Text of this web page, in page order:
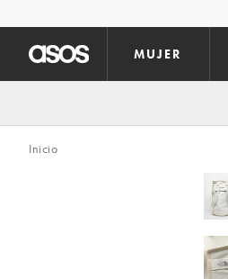
MUJER
Inicio